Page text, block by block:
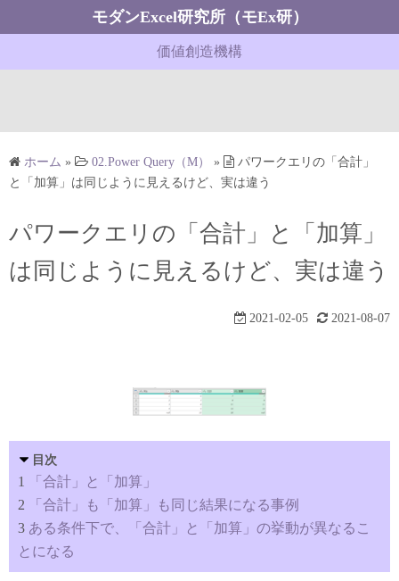
ン
モダンExcel研究所（モEx研）
価値創造機構
ホーム » 02.Power Query（M） »
パワークエリの「合計」
と「加算」は同じように見えるけど、実は違う
パワークエリの「合計」と「加算」
は同じように見えるけど、実は違う
2021-02-05 2021-08-07
目次
1
「合計」と「加算」
2
「合計」も「加算」も同じ結果になる事例
3 ある条件下で、「合計」と「加算」の挙動が異なるこ
とになる